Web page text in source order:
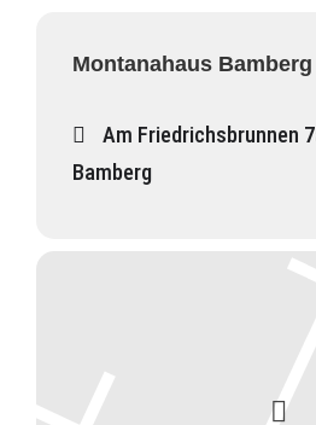
Montanahaus Bamberg
Am Friedrichsbrunnen
Bamberg